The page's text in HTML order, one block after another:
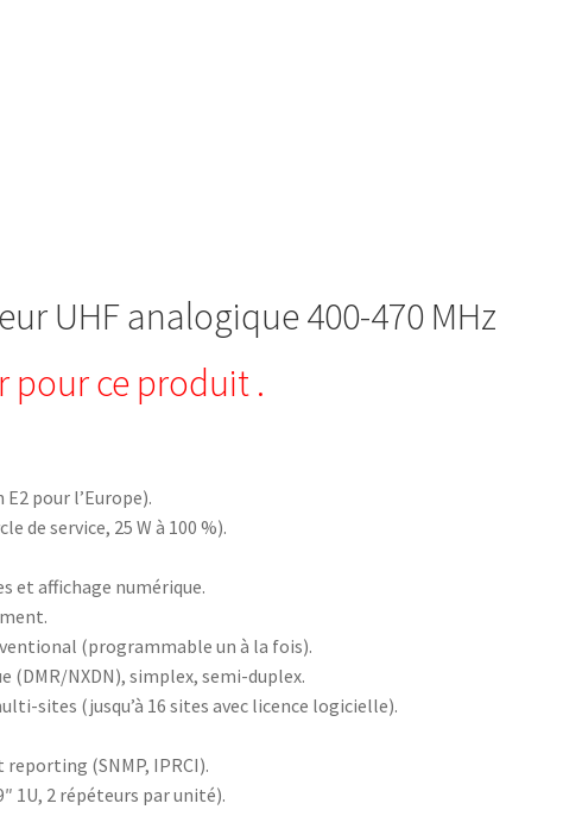
UHF analogique 400-470 MHz
pour ce produit .
E2 pour l’Europe).
de service, 25 W à 100 %).
et affichage numérique.
(programmable un à la fois).
(DMR/NXDN), simplex, semi-duplex.
sites (jusqu’à 16 sites avec licence logicielle).
(SNMP, IPRCI).
1U, 2 répéteurs par unité).